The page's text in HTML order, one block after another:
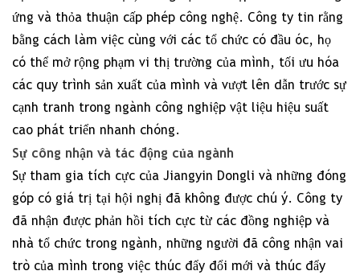
ứng và thỏa thuận cấp phép công nghệ. Công ty tin rằng
bằng cách làm việc cùng với các tổ chức có đầu óc, họ
có thể mở rộng phạm vi thị trường của mình, tối ưu hóa
các quy trình sản xuất của mình và vượt lên dẫn trước sự
cạnh tranh trong ngành công nghiệp vật liệu hiệu suất
cao phát triển nhanh chóng.
Sự công nhận và tác động của ngành
Sự tham gia tích cực của Jiangyin Dongli và những đóng
góp có giá trị tại hội nghị đã không được chú ý. Công ty
đã nhận được phản hồi tích cực từ các đồng nghiệp và
nhà tổ chức trong ngành, những người đã công nhận vai
trò của mình trong việc thúc đẩy đổi mới và thúc đẩy